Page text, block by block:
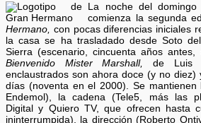
La noche del
comienza la segunda
Hermano, con pocas diferencias iniciales
la casa se ha trasladado desde Soto
Sierra (escenario, cincuenta años
Bienvenido Mister Marshall,
de Luis
enclaustrados son ahora doce (y no diez)
días (noventa en el 2000). Se mantienen
Endemol), la cadena (Tele5, más las
Digital y Quiero TV, que ofrecen hasta
ininterrumpida), la dirección (Roberto